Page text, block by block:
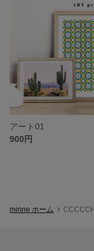
アート01
900円
minne ホーム